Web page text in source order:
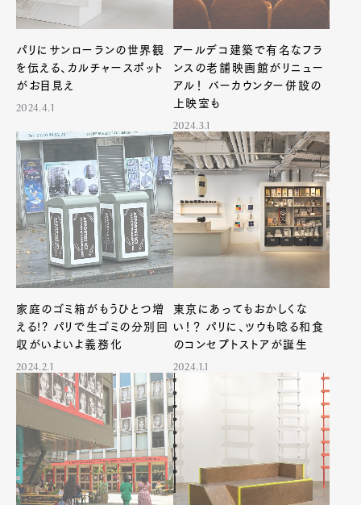
Fashion
ProductCultureLifestyle
Pen Membership
Magazine
Official Columnist
About
Contact
Pen Meet
Pen international
パリにサンローランの世界観
を伝える、カルチャースポット
がお目見え
2024.4.1
アールデコ建築で有名なフラ
ンスの老舗映画館がリニュー
アル！ バーカウンター併設の
上映室も
2024.3.1
家庭のゴミ箱がもうひとつ増
える!? パリで生ゴミの分別回
収がいよいよ義務化
2024.2.1
東京にあってもおかしくな
い！？ パリに、ツウも唸る和食
のコンセプトストアが誕生
2024.1.1